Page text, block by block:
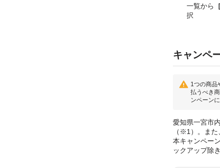
一覧から
択
キャンペ
1つの商品
払うべき
ンペーン
愛知県一宮市
（※1）。ま
本キャンペー
ックアップ除